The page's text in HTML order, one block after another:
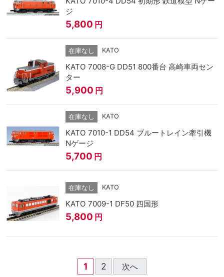
ジ
5,800 円
在庫なし KATO
KATO 7008-G DD51 800番台 高崎車両セン
ター
5,900 円
在庫なし KATO
KATO 7010-1 DD54 ブルートレイン牽引機
Nゲージ
5,700 円
在庫なし KATO
KATO 7009-1 DF50 四国形
5,800 円
1 2 次へ